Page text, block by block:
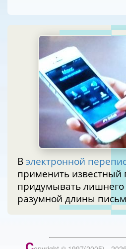
В электронной
применить известный
придумывать
разумной длины